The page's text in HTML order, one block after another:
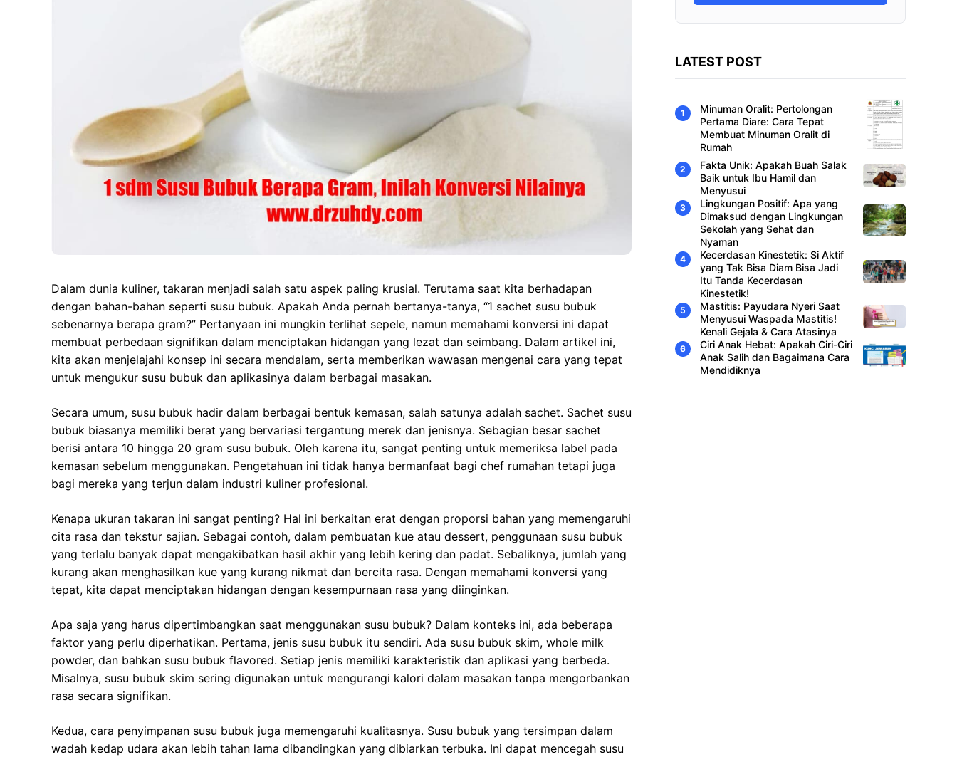
o
Dalam dunia kuliner, takaran menjadi salah satu aspek paling krusial. Terutama saat kita berhadapan
dengan bahan-bahan seperti susu bubuk. Apakah Anda pernah bertanya-tanya, “1 sachet susu bubuk
sebenarnya berapa gram?” Pertanyaan ini mungkin terlihat sepele, namun memahami konversi ini dapat
membuat perbedaan signifikan dalam menciptakan hidangan yang lezat dan seimbang. Dalam artikel ini,
kita akan menjelajahi konsep ini secara mendalam, serta memberikan wawasan mengenai cara yang tepat
untuk mengukur susu bubuk dan aplikasinya dalam berbagai masakan.
Secara umum, susu bubuk hadir dalam berbagai bentuk kemasan, salah satunya adalah sachet. Sachet susu
bubuk biasanya memiliki berat yang bervariasi tergantung merek dan jenisnya. Sebagian besar sachet
berisi antara 10 hingga 20 gram susu bubuk. Oleh karena itu, sangat penting untuk memeriksa label pada
kemasan sebelum menggunakan. Pengetahuan ini tidak hanya bermanfaat bagi chef rumahan tetapi juga
bagi mereka yang terjun dalam industri kuliner profesional.
Kenapa ukuran takaran ini sangat penting? Hal ini berkaitan erat dengan proporsi bahan yang memengaruhi
cita rasa dan tekstur sajian. Sebagai contoh, dalam pembuatan kue atau dessert, penggunaan susu bubuk
yang terlalu banyak dapat mengakibatkan hasil akhir yang lebih kering dan padat. Sebaliknya, jumlah yang
kurang akan menghasilkan kue yang kurang nikmat dan bercita rasa. Dengan memahami konversi yang
tepat, kita dapat menciptakan hidangan dengan kesempurnaan rasa yang diinginkan.
Apa saja yang harus dipertimbangkan saat menggunakan susu bubuk? Dalam konteks ini, ada beberapa
faktor yang perlu diperhatikan. Pertama, jenis susu bubuk itu sendiri. Ada susu bubuk skim, whole milk
powder, dan bahkan susu bubuk flavored. Setiap jenis memiliki karakteristik dan aplikasi yang berbeda.
Misalnya, susu bubuk skim sering digunakan untuk mengurangi kalori dalam masakan tanpa mengorbankan
rasa secara signifikan.
Kedua, cara penyimpanan susu bubuk juga memengaruhi kualitasnya. Susu bubuk yang tersimpan dalam
wadah kedap udara akan lebih tahan lama dibandingkan yang dibiarkan terbuka. Ini dapat mencegah susu
LATEST POST
Minuman Oralit: Pertolongan
Pertama Diare: Cara Tepat
Membuat Minuman Oralit di
Rumah
Fakta Unik: Apakah Buah Salak
Baik untuk Ibu Hamil dan
Menyusui
Lingkungan Positif: Apa yang
Dimaksud dengan Lingkungan
Sekolah yang Sehat dan
Nyaman
Kecerdasan Kinestetik: Si Aktif
yang Tak Bisa Diam Bisa Jadi
Itu Tanda Kecerdasan
Kinestetik!
Mastitis: Payudara Nyeri Saat
Menyusui Waspada Mastitis!
Kenali Gejala & Cara Atasinya
Ciri Anak Hebat: Apakah Ciri-Ciri
Anak Salih dan Bagaimana Cara
Mendidiknya